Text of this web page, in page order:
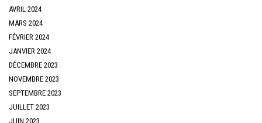
AVRIL 2024
MARS 2024
FÉVRIER 2024
JANVIER 2024
DÉCEMBRE 2023
NOVEMBRE 2023
SEPTEMBRE 2023
JUILLET 2023
JUIN 2023